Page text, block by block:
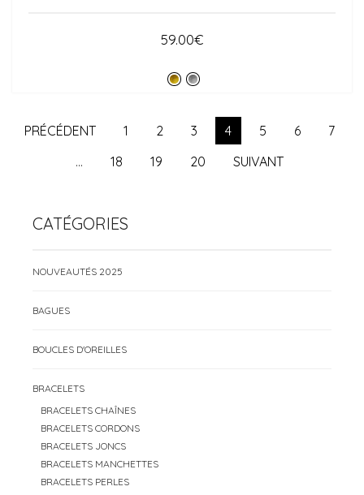
59.00€
PRÉCÉDENT 1 2 3 4 5 6
7
…
18 19 20 SUIVANT
CATÉGORIES
NOUVEAUTÉS 2025
BAGUES
BOUCLES D'OREILLES
BRACELETS
BRACELETS CHAÎNES
BRACELETS CORDONS
BRACELETS JONCS
BRACELETS MANCHETTES
BRACELETS PERLES